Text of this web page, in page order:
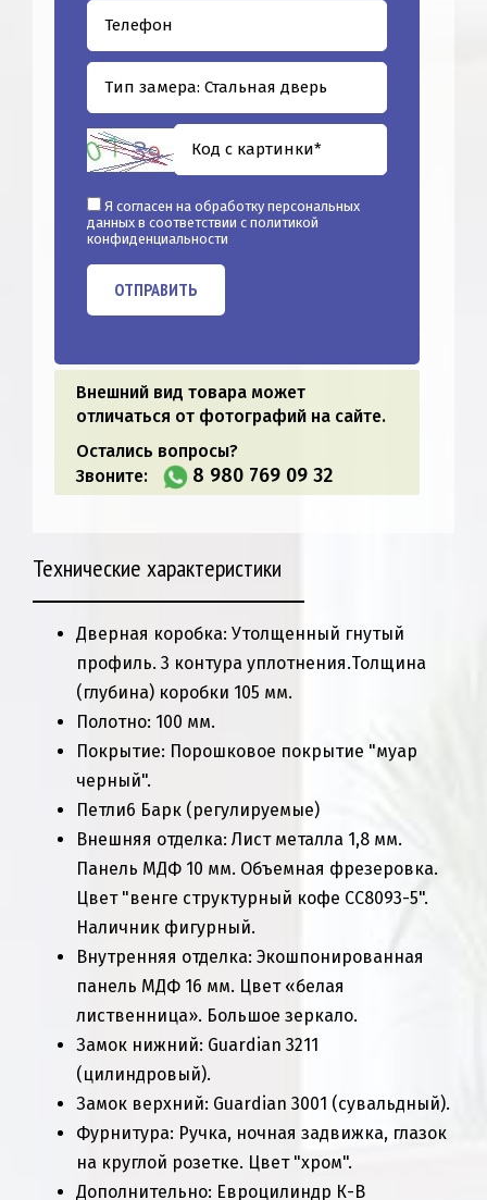
Я согласен на обработку персональных
данных в соответствии с политикой
конфиденциальности
ОТПРАВИТЬ
Внешний вид товара может
отличаться от фотографий на сайте.
Остались вопросы?
Звоните:
8 980 769 09 32
Технические характеристики
Дверная коробка: Утолщенный гнутый
профиль. 3 контура уплотнения.Толщина
(глубина) коробки 105 мм.
Полотно: 100 мм.
Покрытие: Порошковое покрытие "муар
черный".
Петли6 Барк (регулируемые)
Внешняя отделка: Лист металла 1,8 мм.
Панель МДФ 10 мм. Объемная фрезеровка.
Цвет "венге структурный кофе СС8093-5".
Наличник фигурный.
Внутренняя отделка: Экошпонированная
панель МДФ 16 мм. Цвет «белая
лиственница». Большое зеркало.
Замок нижний: Guardian 3211
(цилиндровый).
Замок верхний: Guardian 3001 (сувальдный).
Фурнитура: Ручка, ночная задвижка, глазок
на круглой розетке. Цвет "хром".
Дополнительно: Евроцилиндр К-В